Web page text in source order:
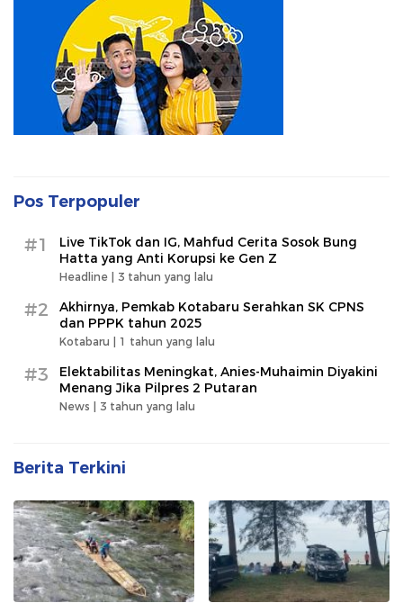
Pos Terpopuler
#1
Live TikTok dan IG, Mahfud Cerita Sosok Bung
Hatta yang Anti Korupsi ke Gen Z
Headline | 3 tahun yang lalu
#2
Akhirnya, Pemkab Kotabaru Serahkan SK CPNS
dan PPPK tahun 2025
Kotabaru | 1 tahun yang lalu
#3
Elektabilitas Meningkat, Anies-Muhaimin Diyakini
Menang Jika Pilpres 2 Putaran
News | 3 tahun yang lalu
Berita Terkini